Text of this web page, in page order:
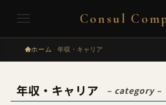
Consul
ホーム 年収・キャリア
年収・キャリア – category –